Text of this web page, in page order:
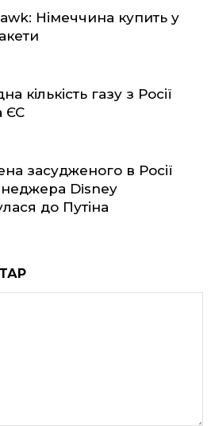
Німеччина купить у
кількість газу з Росії
ЄС
засудженого в Росії
Disney
до Путіна